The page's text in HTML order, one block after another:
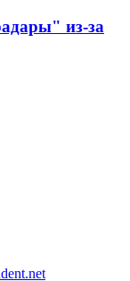
из-за